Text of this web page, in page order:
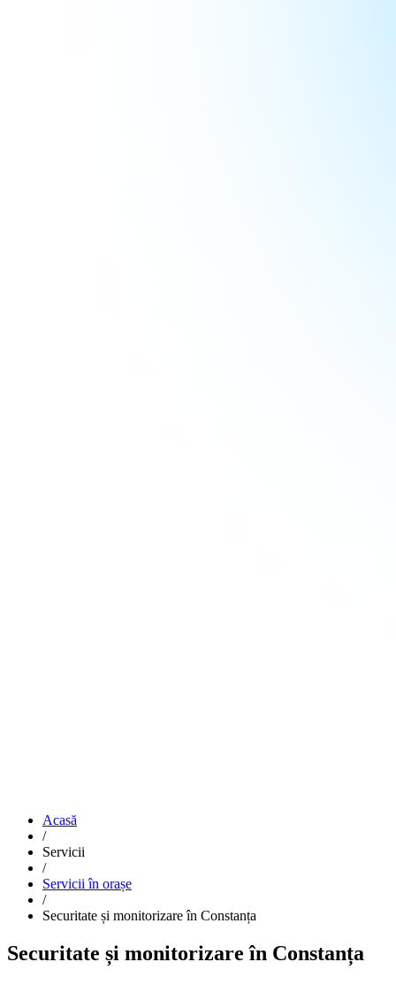
Acasă
/
Servicii
/
Servicii în orașe
/
Securitate și monitorizare în Constanța
Securitate și monitorizare în Constanța